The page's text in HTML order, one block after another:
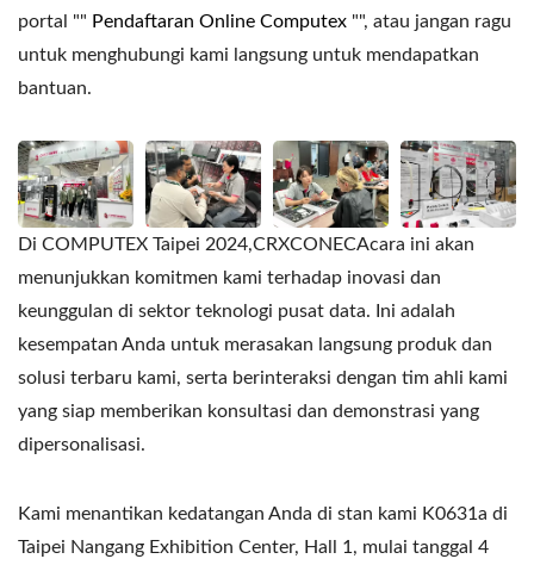
portal "" Pendaftaran Online Computex "", atau jangan ragu
untuk menghubungi kami langsung untuk mendapatkan
bantuan.
Di COMPUTEX Taipei 2024,CRXCONECAcara ini akan
menunjukkan komitmen kami terhadap inovasi dan
keunggulan di sektor teknologi pusat data. Ini adalah
kesempatan Anda untuk merasakan langsung produk dan
solusi terbaru kami, serta berinteraksi dengan tim ahli kami
yang siap memberikan konsultasi dan demonstrasi yang
dipersonalisasi.
Kami menantikan kedatangan Anda di stan kami K0631a di
Taipei Nangang Exhibition Center, Hall 1, mulai tanggal 4